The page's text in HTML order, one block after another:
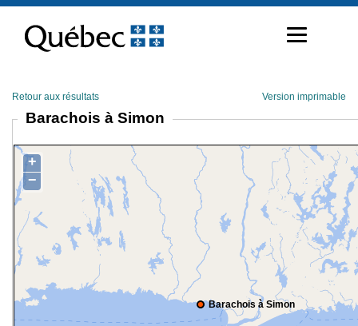
contenu
Retour aux résultats Version imprimable
Barachois à Simon
Barachois à Simon
+
−